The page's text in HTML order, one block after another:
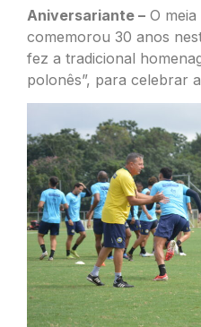
Aniversariante – O
comemorou 30 anos
fez a tradicional
polonês”, para celebrar